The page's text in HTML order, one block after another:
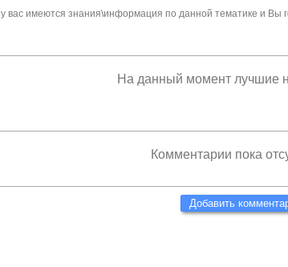
вас имеются знания\информация по данной тематике и Вы
На данный момент лучшие
Комментарии пока
Добавить